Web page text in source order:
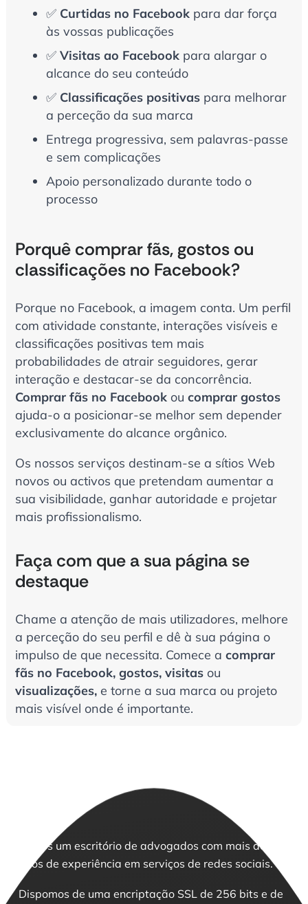
✅ Curtidas no Facebookpara dar força
às vossas publicações
✅ Visitas ao Facebookpara alargar o
alcance do seu conteúdo
✅ Classificações positivaspara melhorar
a perceção da sua marca
Entrega progressiva, sem palavras-passe
e sem complicações
Apoio personalizado durante todo o
processo
Porquê comprar fãs, gostos ou
classificações no Facebook?
Porque no Facebook, a imagem conta. Um perfil
com atividade constante, interações visíveis e
classificações positivas tem mais
probabilidades de atrair seguidores, gerar
interação e destacar-se da concorrência.
Comprar fãs no Facebookou comprar gostos
ajuda-o a posicionar-se melhor sem depender
exclusivamente do alcance orgânico.
Os nossos serviços destinam-se a sítios Web
novos ou activos que pretendam aumentar a
sua visibilidade, ganhar autoridade e projetar
mais profissionalismo.
Faça com que a sua página se
destaque
Chame a atenção de mais utilizadores, melhore
a perceção do seu perfil e dê à sua página o
impulso de que necessita. Comece a comprar
fãs no Facebook, gostos, visitasou
visualizações,e torne a sua marca ou projeto
mais visível onde é importante.
Somos um escritório de advogados com mais de 10
anos de experiência em serviços de redes sociais.
Dispomos de uma encriptação SSL de 256 bits e de